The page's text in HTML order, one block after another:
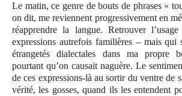
Le matin, ce genre de bouts de phrases «
on dit, me reviennent progressivement en
réapprendre la langue. Retrouver
expressions autrefois familières – mais qui
étrangetés dialectales dans ma propre
pourtant qu’on causait naguère. Le
de ces expressions-là au sortir du ventre de
vérité, les gosses, quand ils les entendent